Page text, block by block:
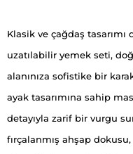
Klasik ve çağdaş
uzatılabilir yemek seti,
alanınıza sofistike bir
ayak tasarımına sahip
detayıyla zarif bir vurgu
fırçalanmış ahşap